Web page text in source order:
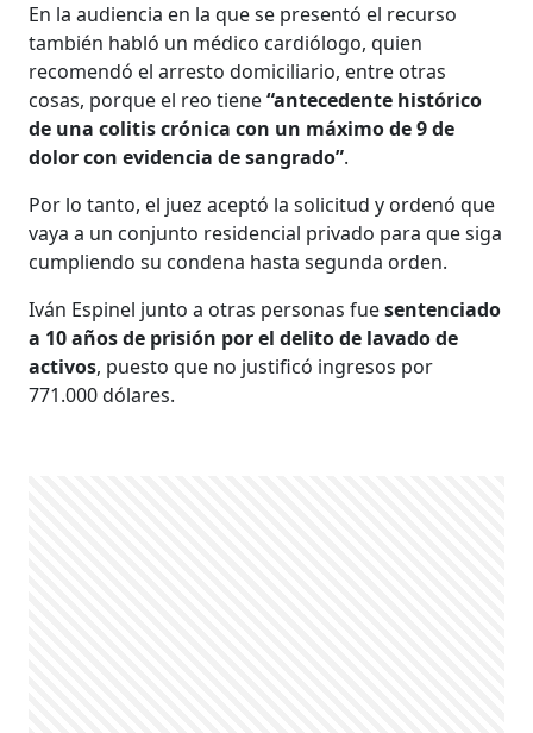
En la audiencia en la que se presentó el recurso
también habló un médico cardiólogo, quien
recomendó el arresto domiciliario, entre otras
cosas, porque el reo tiene“antecedente histórico
de una colitis crónica con un máximo de 9 de
dolor con evidencia de sangrado”.
Por lo tanto, el juez aceptó la solicitud y ordenó que
vaya a un conjunto residencial privado para que siga
cumpliendo su condena hasta segunda orden.
Iván Espinel junto a otras personas fuesentenciado
a 10 años de prisión por el delito de lavado de
activos, puesto que no justificó ingresos por
771.000 dólares.